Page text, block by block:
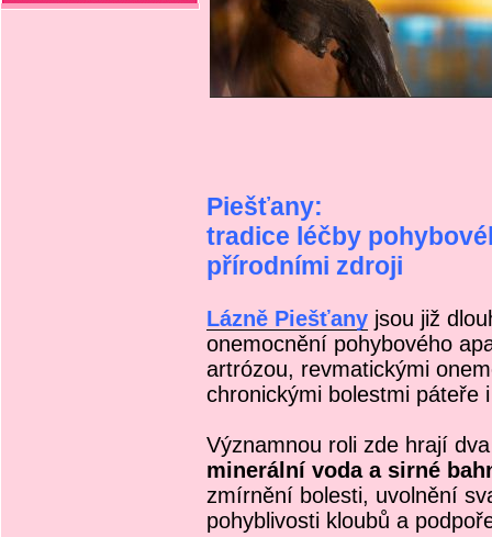
Piešťany:
tradice léčby
přírodními zdroji
Lázně Piešťany jsou již
onemocnění pohybového
artrózou, revmatickými
chronickými bolestmi páteře
Významnou roli zde hrají
minerální voda a sirné
zmírnění bolesti, uvolnění
pohyblivosti kloubů a